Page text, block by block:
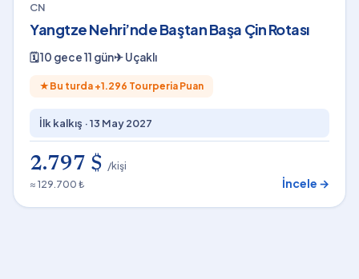
CN
Yangtze Nehri’nde Baştan Başa Çin Rotası
🗓10 gece 11 gün✈Uçaklı
★ Bu turda +1.296 Tourperia Puan
İlk kalkış ·13 May 2027
2.797 $ /kişi
≈ 129.700 ₺
İncele →